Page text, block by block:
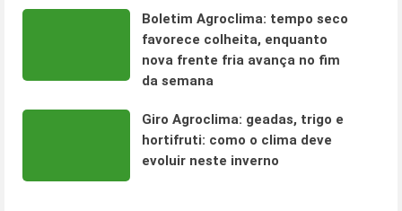
Boletim Agroclima: tempo seco
favorece colheita, enquanto
nova frente fria avança no fim
da semana
Giro Agroclima: geadas, trigo e
hortifruti: como o clima deve
evoluir neste inverno